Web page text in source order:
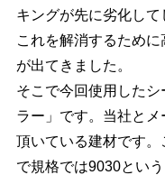
キングが先に劣化して
これを解消するため
が出てきました。
そこで今回使用した
ラー」です。当社と
頂いている建材です
で規格では9030とい